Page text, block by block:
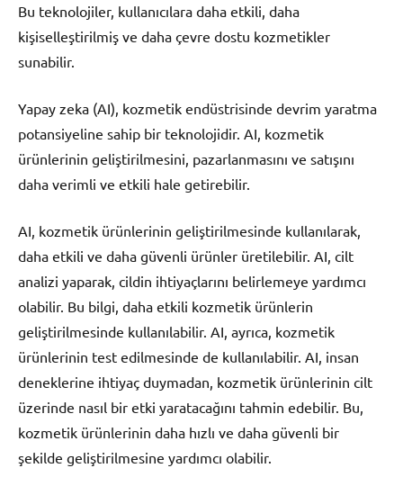
Bu teknolojiler, kullanıcılara daha etkili, daha
kişiselleştirilmiş ve daha çevre dostu kozmetikler
sunabilir.
Yapay zeka (AI), kozmetik endüstrisinde devrim yaratma
potansiyeline sahip bir teknolojidir. AI, kozmetik
ürünlerinin geliştirilmesini, pazarlanmasını ve satışını
daha verimli ve etkili hale getirebilir.
AI, kozmetik ürünlerinin geliştirilmesinde kullanılarak,
daha etkili ve daha güvenli ürünler üretilebilir. AI, cilt
analizi yaparak, cildin ihtiyaçlarını belirlemeye yardımcı
olabilir. Bu bilgi, daha etkili kozmetik ürünlerin
geliştirilmesinde kullanılabilir. AI, ayrıca, kozmetik
ürünlerinin test edilmesinde de kullanılabilir. AI, insan
deneklerine ihtiyaç duymadan, kozmetik ürünlerinin cilt
üzerinde nasıl bir etki yaratacağını tahmin edebilir. Bu,
kozmetik ürünlerinin daha hızlı ve daha güvenli bir
şekilde geliştirilmesine yardımcı olabilir.